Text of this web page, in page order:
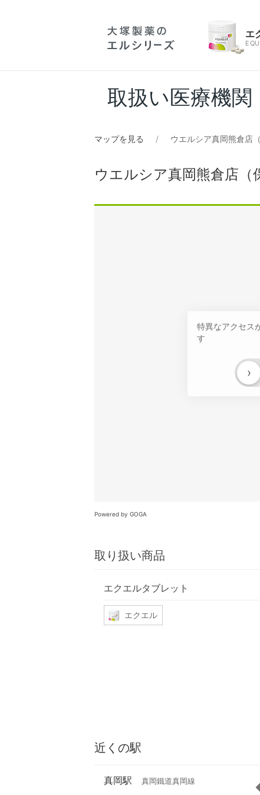
エ
取扱い医療機関
マップを見る ウエルシア真岡熊倉店
ウエルシア真岡熊倉店（
特異なアクセス
す
›
Powered by GOGA
取り扱い商品
エクエルタブレット
エクエル
近くの駅
真岡駅 真岡鐵道真岡線